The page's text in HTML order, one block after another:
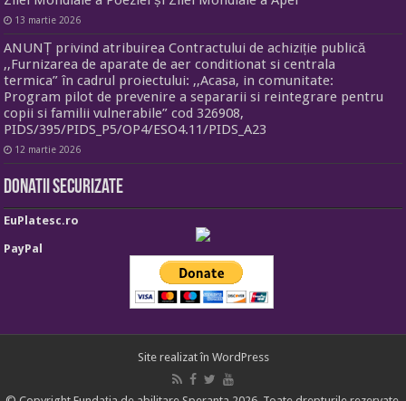
13 martie 2026
ANUNȚ privind atribuirea Contractului de achiziție publică
,,Furnizarea de aparate de aer conditionat si centrala
termica” în cadrul proiectului: ,,Acasa, in comunitate:
Program pilot de prevenire a separarii si reintegrare pentru
copii si familii vulnerabile” cod 326908,
PIDS/395/PIDS_P5/OP4/ESO4.11/PIDS_A23
12 martie 2026
Donatii securizate
EuPlatesc.ro
PayPal
Site realizat în WordPress